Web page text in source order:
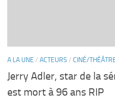
A LA UNE / ACTEURS / CINÉ/
Jerry Adler, star de la
est mort à 96 ans RIP